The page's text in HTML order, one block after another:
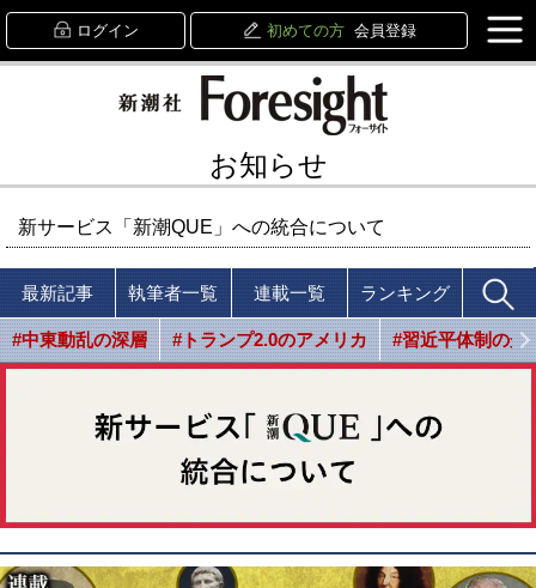
ログイン 初めての方 会員登録
お知らせ
新サービス「新潮QUE」への統合について
最新記事 執筆者一覧 連載一覧 ランキング
#中東動乱の深層 #トランプ2.0のアメリカ #習近平体制の光